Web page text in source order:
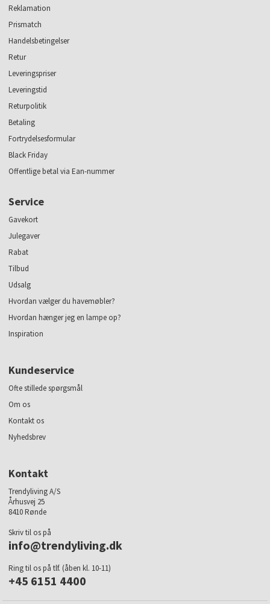
Reklamation
Prismatch
Handelsbetingelser
Retur
Leveringspriser
Leveringstid
Returpolitik
Betaling
Fortrydelsesformular
Black Friday
Offentlige betal via Ean-nummer
Service
Gavekort
Julegaver
Rabat
Tilbud
Udsalg
Hvordan vælger du havemøbler?
Hvordan hænger jeg en lampe op?
Inspiration
Kundeservice
Ofte stillede spørgsmål
Om os
Kontakt os
Nyhedsbrev
Kontakt
Trendyliving A/S
Århusvej 25
8410 Rønde
Skriv til os på
info@trendyliving.dk
Ring til os på tlf. (åben kl. 10-11)
+45 6151 4400